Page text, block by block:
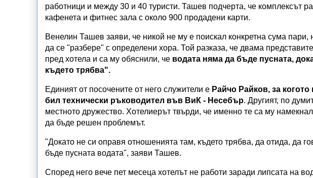
работници и между 30 и 40 туристи. Ташев подчерта, че комплексът
кафенета и фитнес зала с около 900 продадени карти.
Венелин Ташев заяви, че никой не му е поискал конкретна сума пари,
да се "разбере" с определени хора. Той разказа, че двама
пред хотела и са му обяснили, че водата няма да бъде пусната,
където трябва".
Единият от посочените от него служители е Райчо Райков, за
бил технически ръководител във ВиК - Несебър. Другият, по
местното дружество. Хотелиерът твърди, че именно те са му
да бъде решен проблемът.
"Докато не си оправя отношенията там, където трябва, да отида, да
бъде пусната водата", заяви Ташев.
Според него вече пет месеца хотелът не работи заради липсата на